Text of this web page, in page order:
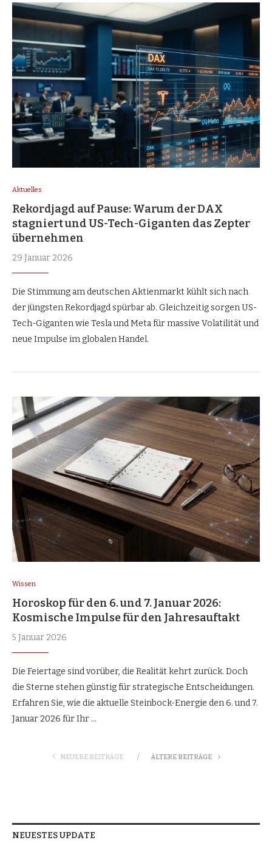
Aktuelles
Rekordjagd auf Pause: Warum der DAX
stagniert und US-Tech-Giganten das Zepter
übernehmen
29 Januar 2026
Die Stimmung am deutschen Aktienmarkt kühlt sich nach
der jüngsten Rekordjagd spürbar ab. Gleichzeitig sorgen US-
Tech-Giganten wie Tesla und Meta für massive Volatilität und
neue Impulse im globalen Handel.
Wissen
Horoskop für den 6. und 7. Januar 2026:
Kosmische Impulse für den Jahresauftakt
5 Januar 2026
Die Feiertage sind vorüber, die Realität kehrt zurück. Doch
die Sterne stehen günstig für strategische Entscheidungen.
Erfahren Sie, wie die aktuelle Steinbock-Energie den 6. und 7.
Januar 2026 für Ihr …
NEUERE BEITRÄGE ÄLTERE BEITRÄGE
NEUESTES UPDATE